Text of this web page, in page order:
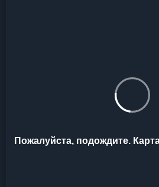
Пожалуйста, подождите.